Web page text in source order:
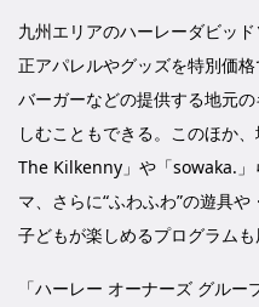
九州エリアのハーレーダビッ
正アパレルやグッズを特別価
バーガーなどの提供する地元
しむこともできる。このほか
The Kilkenny」や「sowaka.」
マ、さらに“ふわふわ”の遊具
子どもが楽しめるプログラムも
「ハーレー オーナーズ グル